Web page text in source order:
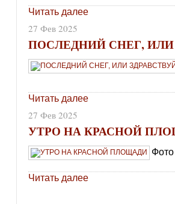
Читать далее
27 Фев 2025
ПОСЛЕДНИЙ СНЕГ, ИЛИ
Читать далее
27 Фев 2025
УТРО НА КРАСНОЙ
Читать далее